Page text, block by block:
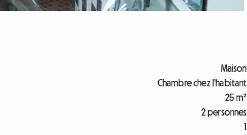
Maison
Chambre chez l'habitant
25 m²
2 personnes
1